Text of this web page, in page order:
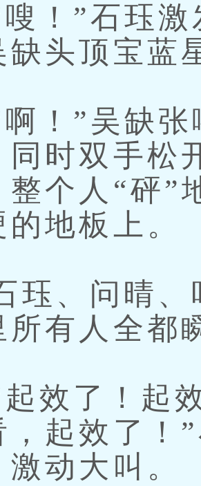
！”石珏激
缺头顶宝蓝
！”吴缺张
同时双手松
整个人“砰”
的地板上。
、问晴、
所有人全都
效了！起
，起效了！
动大叫。